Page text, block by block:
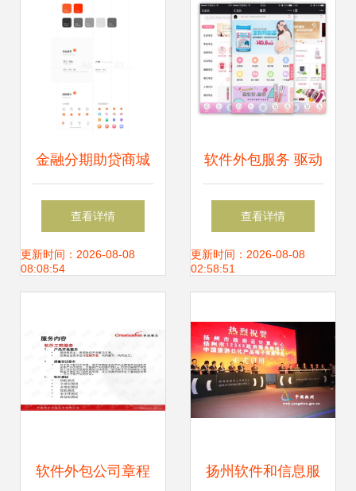
金融分期助贷商城
APP界面设计 融合
趣味与专业的数据
查看详情
更新时间：2026-08-08
08:08:54
软件外包服务 驱动
企业数字化转型的
智慧选择
查看详情
更新时间：2026-08-08
02:58:51
软件外包公司章程 扬州软件和信息服